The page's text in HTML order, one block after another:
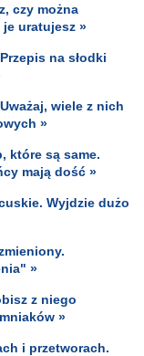
czy można
uratujesz »
na słodki
wiele z nich
»
które są same.
mają dość »
Wyjdzie dużo
»
z niego
»
i przetworach.